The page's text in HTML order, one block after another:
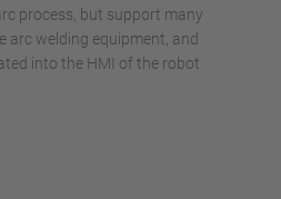
process, but support many
arc welding equipment, and
into the HMI of the robot